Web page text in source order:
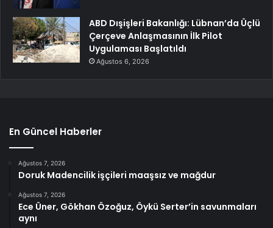
ABD Dışişleri Bakanlığı: Lübnan’da Üçlü
Çerçeve Anlaşmasının İlk Pilot
Uygulaması Başlatıldı
Ağustos 6, 2026
En Güncel Haberler
Ağustos 7, 2026
Doruk Madencilik işçileri maaşsız ve mağdur
Ağustos 7, 2026
Ece Üner, Gökhan Özoğuz, Öykü Serter’in savunmaları
aynı